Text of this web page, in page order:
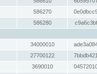
586270
586280
34000010
27700122
3690010